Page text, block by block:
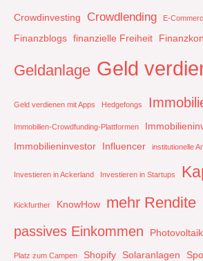
Crowdinvesting
Crowdlending E-
Finanzblogs finanzielle Freiheit
Geldanlage Geld
Geld verdienen mit Apps Hedgefongs
Immobilien-Crowdfunding-Plattformen
Immobilieninvestor
Influencer institutionelle
Investieren in Ackerland Investieren in Startups
Kickfurther KnowHow mehr Rendite
passives Einkommen
Platz zum Campen Shopify Solaranlagen